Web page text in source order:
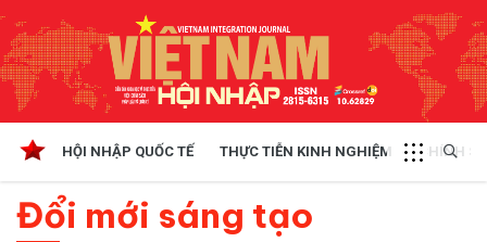
HỘI NHẬP QUỐC TẾ THỰC TIỄN KINH NGHIỆM CHÍNH
Đổi mới sáng tạo